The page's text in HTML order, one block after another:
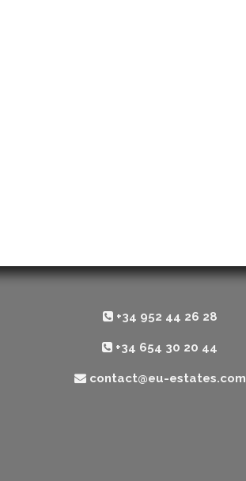
+34 952 44 26 28
+34 654 30 20 44
contact@eu-estates.com